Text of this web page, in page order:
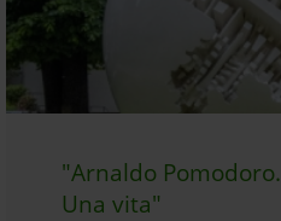
"Arnaldo Pomodoro.
Una vita"